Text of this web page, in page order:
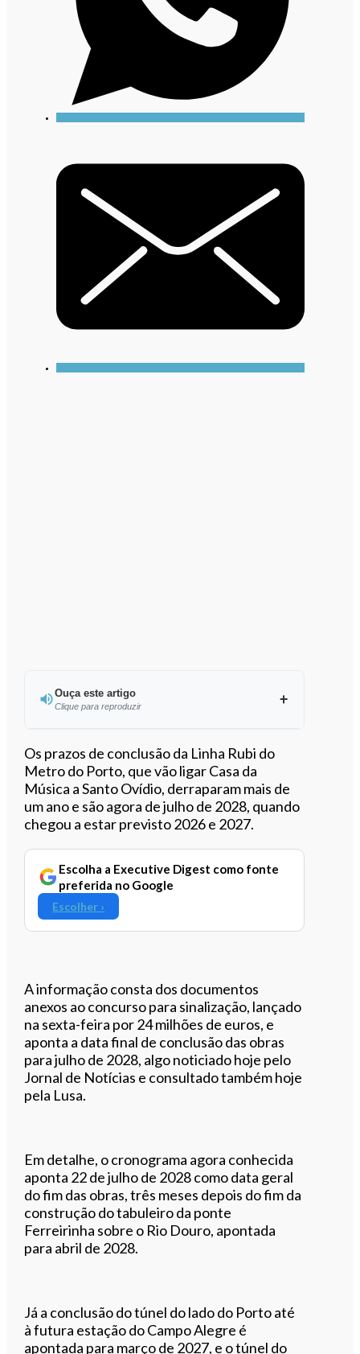
Ouça este artigo
Clique para reproduzir
Ouvir este artigo
Os prazos de conclusão da Linha Rubi do
Metro do Porto, que vão ligar Casa da
Música a Santo Ovídio, derraparam mais de
um ano e são agora de julho de 2028, quando
chegou a estar previsto 2026 e 2027.
Escolha a Executive Digest como fonte
preferida no Google
Escolher ›
A informação consta dos documentos
anexos ao concurso para sinalização, lançado
na sexta-feira por 24 milhões de euros, e
aponta a data final de conclusão das obras
para julho de 2028, algo noticiado hoje pelo
Jornal de Notícias e consultado também hoje
pela Lusa.
Em detalhe, o cronograma agora conhecida
aponta 22 de julho de 2028 como data geral
do fim das obras, três meses depois do fim da
construção do tabuleiro da ponte
Ferreirinha sobre o Rio Douro, apontada
para abril de 2028.
Já a conclusão do túnel do lado do Porto até
à futura estação do Campo Alegre é
apontada para março de 2027, e o túnel do